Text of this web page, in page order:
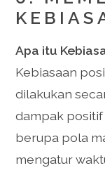
Apa itu
Kebiasaan
dilakukan
dampak
berupa pola
mengatur